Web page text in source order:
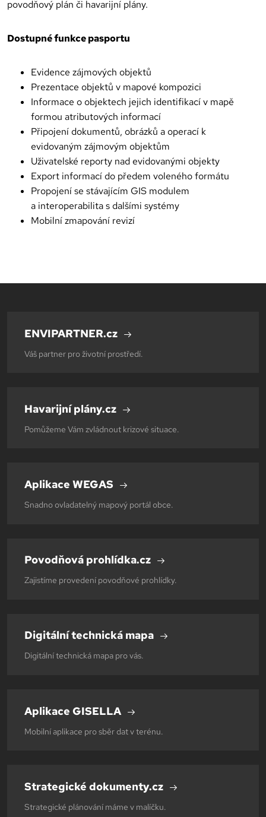
povodňový plán či havarijní plány.
Dostupné funkce pasportu
Evidence zájmových objektů
Prezentace objektů v mapové kompozici
Informace o objektech jejich identifikací v mapě
formou atributových informací
Připojení dokumentů, obrázků a operací k
evidovaným zájmovým objektům
Uživatelské reporty nad evidovanými objekty
Export informací do předem voleného formátu
Propojení se stávajícím GIS modulem
a interoperabilita s dalšími systémy
Mobilní zmapování revizí
ENVIPARTNER.cz
Váš partner pro životní prostředí.
Havarijní plány.cz
Pomůžeme Vám zvládnout krizové situace.
Aplikace WEGAS
Snadno ovladatelný mapový portál obce.
Povodňová prohlídka.cz
Zajistíme provedení povodňové prohlídky.
Digitální technická mapa
Digitální technická mapa pro vás.
Aplikace GISELLA
Mobilní aplikace pro sběr dat v terénu.
Strategické dokumenty.cz
Strategické plánování máme v malíčku.